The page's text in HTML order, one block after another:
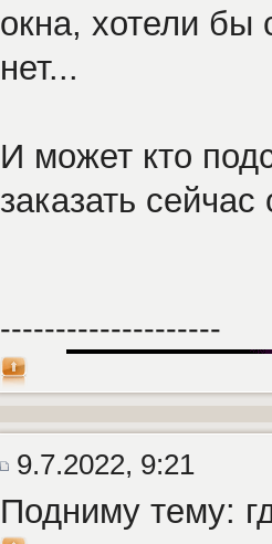
окна, хотели бы
нет...
И может кто
заказать сейчас
--------------------
9.7.2022, 9:21
Подниму тему: